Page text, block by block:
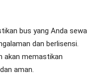
bus yang Anda sewa
dan berlisensi.
akan memastikan
aman.